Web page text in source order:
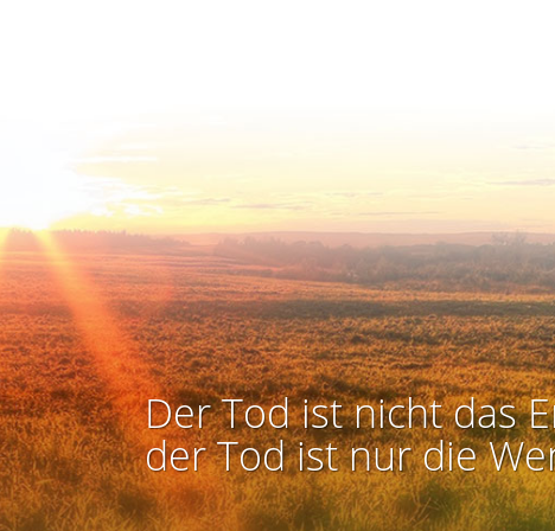
Der Tod ist nicht das
der Tod ist nur die